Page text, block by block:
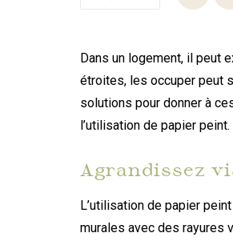
Dans un logement, il peut
étroites, les occuper peut
solutions pour donner à
l’utilisation de papier
Agrandissez
L’utilisation de papier
murales avec des rayures